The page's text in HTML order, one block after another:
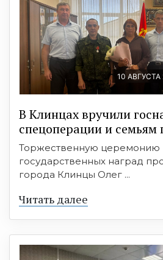
10 АВГУСТА
В Клинцах вручили
спецоперации и семьям
Торжественную церемонию
государственных наград
города Клинцы Олег ...
Читать далее